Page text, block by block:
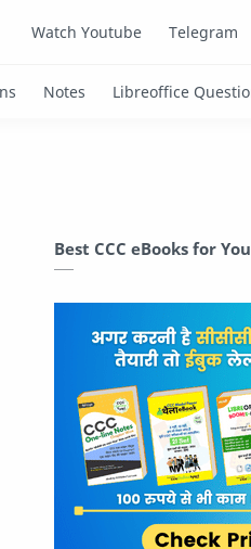
Watch Youtube Telegram
Best CCC eBooks for You